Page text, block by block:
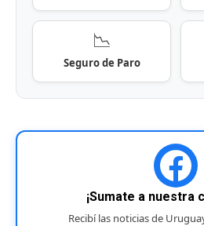
📉
Seguro de Paro
¡Sumate a nuestra
Recibí las noticias de